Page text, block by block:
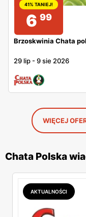
41% TANIEJ!
6 99
Brzoskwinia Chata
29 lip -9 sie 2026
WIĘCEJ
Chata Polska
AKTUALNOŚCI